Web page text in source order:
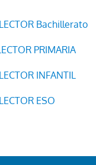
Bachillerato
PRIMARIA
INFANTIL
ESO